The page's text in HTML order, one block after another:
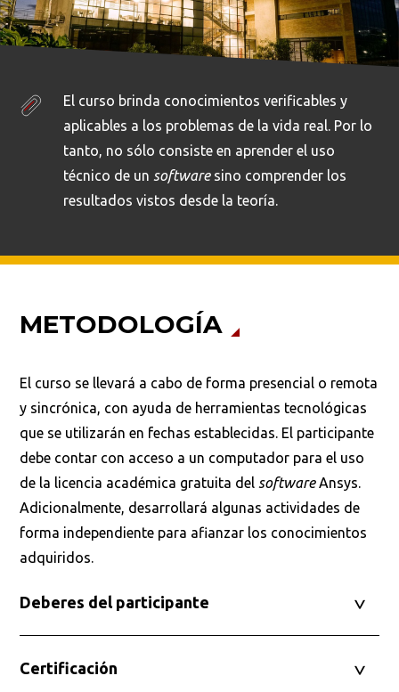
El curso brinda conocimientos verificables y
aplicables a los problemas de la vida real. Por lo
tanto, no sólo consiste en aprender el uso
técnico de un softwaresino comprender los
resultados vistos desde la teoría.
METODOLOGÍA
El curso se llevará a cabo de forma presencial o remota
y sincrónica, con ayuda de herramientas tecnológicas
que se utilizarán en fechas establecidas. El participante
debe contar con acceso a un computador para el uso
de la licencia académica gratuita del softwareAnsys.
Adicionalmente, desarrollará algunas actividades de
forma independiente para afianzar los conocimientos
adquiridos.
Deberes del participante
Certificación